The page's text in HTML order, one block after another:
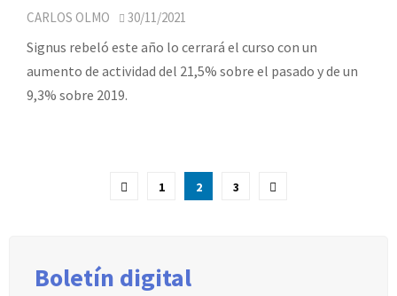
CARLOS OLMO 30/11/2021
Signus rebeló este año lo cerrará el curso con un
aumento de actividad del 21,5% sobre el pasado y de un
9,3% sobre 2019.
Paginación
1 2 3
Boletín digital